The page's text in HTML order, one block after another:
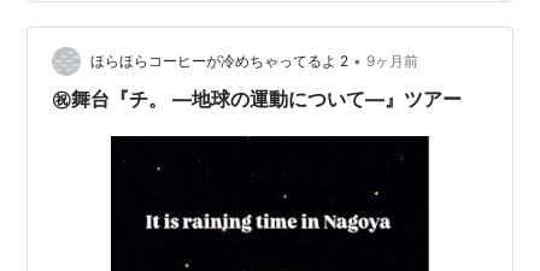
ほらほらコーヒーが冷めちゃってるよ 2 • 9ヶ月前
㊗️舞台『チ。 ―地球の運動について―』ツアー